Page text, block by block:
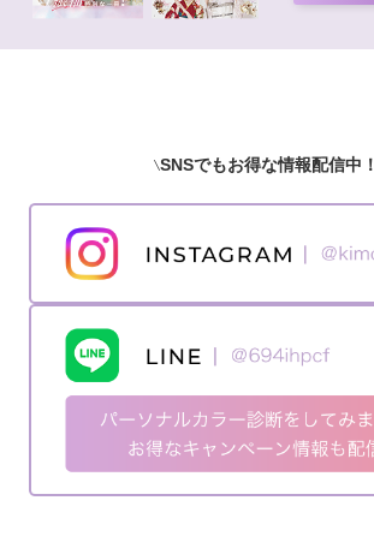
SNSでもお得な情報配信中！